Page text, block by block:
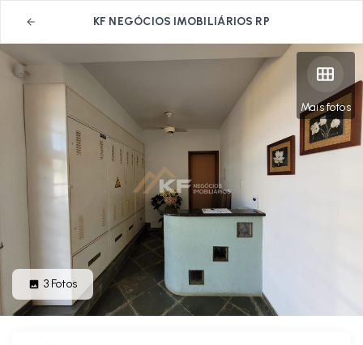
KF NEGÓCIOS IMOBILIÁRIOS RP
Mais fotos
3 Fotos